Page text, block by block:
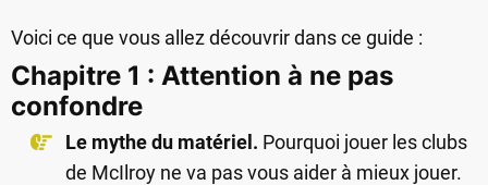
Voici ce que vous allez découvrir dans ce guide :
Chapitre 1 : Attention à ne pas
confondre
Le mythe du matériel. Pourquoi jouer les clubs
de McIlroy ne va pas vous aider à mieux jouer.